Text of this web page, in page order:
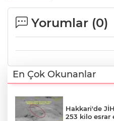
Yorumlar (0)
En Çok Okunanlar
Hakkari'de
253 kilo esrar